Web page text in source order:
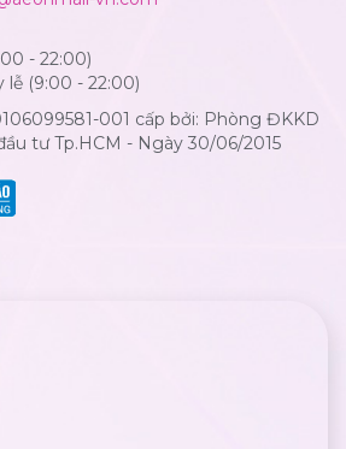
- 22:00)
lễ (9:00 - 22:00)
001 cấp bởi: Phòng ĐKKD
tư Tp.HCM - Ngày 30/06/2015